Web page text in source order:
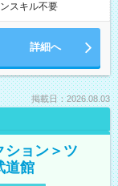
スキル不要
詳細へ
掲載日：2026.08.03
ション＞ツ
道館